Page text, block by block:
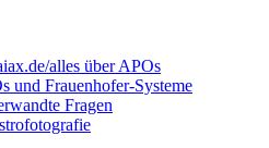
alles über APOs
und Frauenhofer-Systeme
Fragen